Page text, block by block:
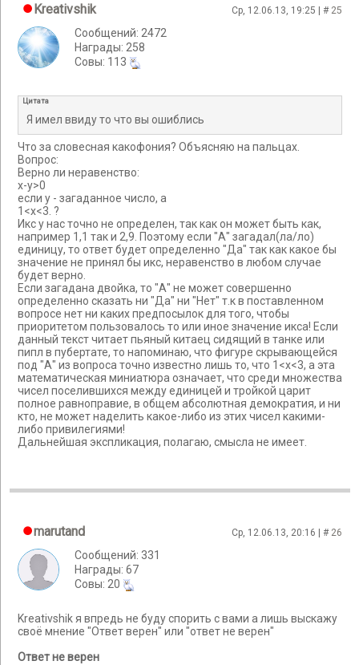
Kreativshik Ср, 12.06.13, 19:25 | # 25
Сообщений: 2472
Награды: 258
Cовы: 113
Цитата
Я имел ввиду то что вы ошиблись
Что за словесная какофония? Объясняю на пальцах.
Вопрос:
Верно ли неравенство:
х-у>0
если у - загаданное число, а
1<х<3. ?
Икс у нас точно не определен, так как он может быть как,
например 1,1 так и 2,9. Поэтому если "А" загадал(ла/ло)
единицу, то ответ будет определенно "Да" так как какое бы
значение не принял бы икс, неравенство в любом случае
будет верно.
Если загадана двойка, то "А" не может совершенно
определенно сказать ни "Да" ни "Нет" т.к в поставленном
вопросе нет ни каких предпосылок для того, чтобы
приоритетом пользовалось то или иное значение икса! Если
данный текст читает пьяный китаец сидящий в танке или
пипл в пубертате, то напоминаю, что фигуре скрывающейся
под "А" из вопроса точно известно лишь то, что 1<х<3, а эта
математическая миниатюра означает, что среди множества
чисел поселившихся между единицей и тройкой царит
полное равноправие, в общем абсолютная демократия, и ни
кто, не может наделить какое-либо из этих чисел какими-
либо привилегиями!
Дальнейшая экспликация, полагаю, смысла не имеет.
marutand Ср, 12.06.13, 20:16 | # 26
Сообщений: 331
Награды: 67
Cовы: 20
Kreativshik я впредь не буду спорить с вами а лишь выскажу
своё мнение "Ответ верен" или "ответ не верен"
Ответ не верен